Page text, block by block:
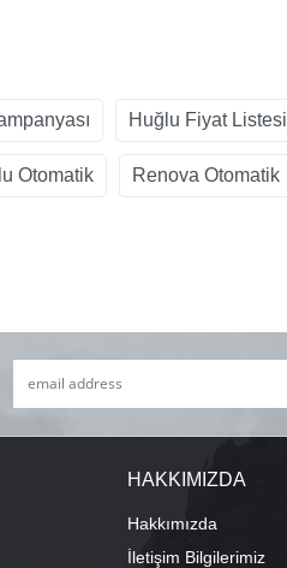
Huğlu Fiyat Listesi
Otomatik Renova Otomatik
HAKKIMIZDA
Hakkımızda
İletişim Bilgilerimiz